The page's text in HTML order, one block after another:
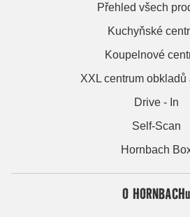
Přehled všech
Kuchyňské
Koupelnové
XXL centrum obkladů
Drive - In
Self-Scan
Hornbach
O HORNBACHu